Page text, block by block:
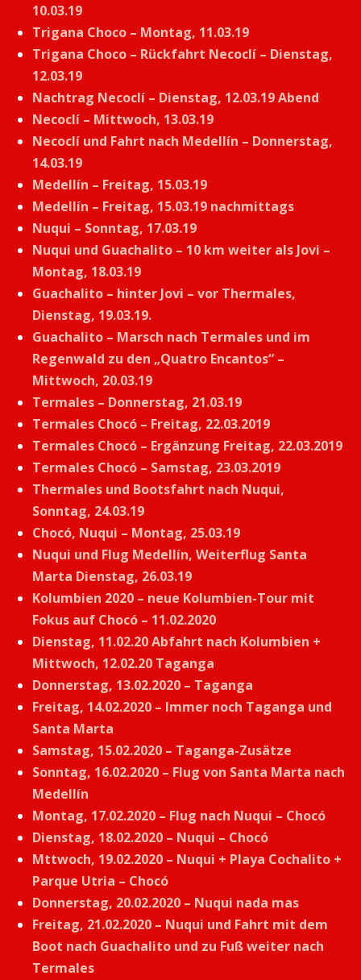
10.03.19
Trigana Choco – Montag, 11.03.19
Trigana Choco – Rückfahrt Necoclí – Dienstag,
12.03.19
Nachtrag Necoclí – Dienstag, 12.03.19 Abend
Necoclí – Mittwoch, 13.03.19
Necoclí und Fahrt nach Medellín – Donnerstag,
14.03.19
Medellín – Freitag, 15.03.19
Medellín – Freitag, 15.03.19 nachmittags
Nuqui – Sonntag, 17.03.19
Nuqui und Guachalito – 10 km weiter als Jovi –
Montag, 18.03.19
Guachalito – hinter Jovi – vor Thermales,
Dienstag, 19.03.19.
Guachalito – Marsch nach Termales und im
Regenwald zu den „Quatro Encantos“ –
Mittwoch, 20.03.19
Termales – Donnerstag, 21.03.19
Termales Chocó – Freitag, 22.03.2019
Termales Chocó – Ergänzung Freitag, 22.03.2019
Termales Chocó – Samstag, 23.03.2019
Thermales und Bootsfahrt nach Nuqui,
Sonntag, 24.03.19
Chocó, Nuqui – Montag, 25.03.19
Nuqui und Flug Medellín, Weiterflug Santa
Marta Dienstag, 26.03.19
Kolumbien 2020 – neue Kolumbien-Tour mit
Fokus auf Chocó – 11.02.2020
Dienstag, 11.02.20 Abfahrt nach Kolumbien +
Mittwoch, 12.02.20 Taganga
Donnerstag, 13.02.2020 – Taganga
Freitag, 14.02.2020 – Immer noch Taganga und
Santa Marta
Samstag, 15.02.2020 – Taganga-Zusätze
Sonntag, 16.02.2020 – Flug von Santa Marta nach
Medellín
Montag, 17.02.2020 – Flug nach Nuqui – Chocó
Dienstag, 18.02.2020 – Nuqui – Chocó
Mttwoch, 19.02.2020 – Nuqui + Playa Cochalito +
Parque Utria – Chocó
Donnerstag, 20.02.2020 – Nuqui nada mas
Freitag, 21.02.2020 – Nuqui und Fahrt mit dem
Boot nach Guachalito und zu Fuß weiter nach
Termales